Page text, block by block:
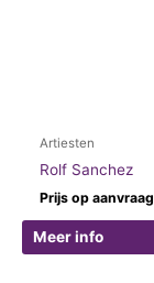
Artiesten
Rolf Sanchez
Prijs op aanvraag
Meer info